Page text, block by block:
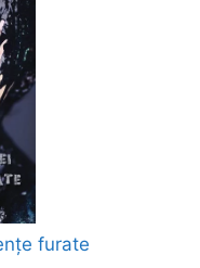
furate